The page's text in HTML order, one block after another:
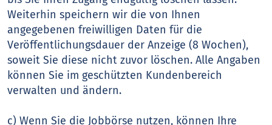
Weiterhin speichern wir die von Ihnen
angegebenen freiwilligen Daten für die
Veröffentlichungsdauer der Anzeige (8 Wochen),
soweit Sie diese nicht zuvor löschen. Alle Angaben
können Sie im geschützten Kundenbereich
verwalten und ändern.
c) Wenn Sie die Jobbörse nutzen, können Ihre